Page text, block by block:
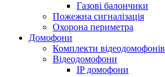
Газові балончики
Пожежна сигналізація
Охорона периметра
Домофони
Комплекти відеодомофонів
Відеодомофони
IP домофони